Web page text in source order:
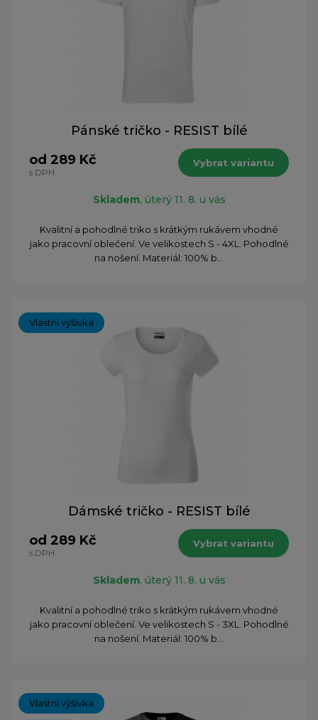
Pánské tričko - RESIST bílé
od 289 Kč
s DPH
Vybrat variantu
Skladem, úterý 11. 8. u vás
Kvalitní a pohodlné triko s krátkým rukávem vhodné
jako pracovní oblečení. Ve velikostech S - 4XL. Pohodlné
na nošení. Materiál: 100% b...
Vlastní výšivka
Dámské tričko - RESIST bílé
od 289 Kč
s DPH
Vybrat variantu
Skladem, úterý 11. 8. u vás
Kvalitní a pohodlné triko s krátkým rukávem vhodné
jako pracovní oblečení. Ve velikostech S - 3XL. Pohodlné
na nošení. Materiál: 100% b...
Vlastní výšivka